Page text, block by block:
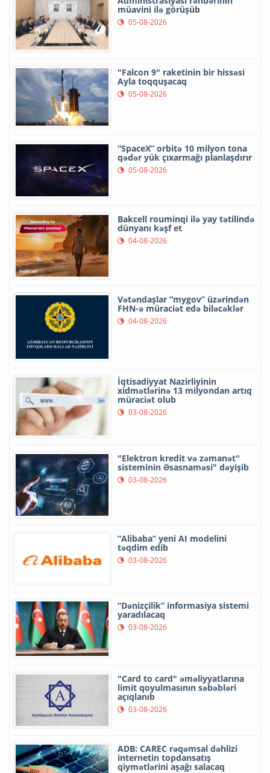
müavini ilə görüşüb
05-08-2026
"Falcon 9" raketinin bir hissəsi
Ayla toqquşacaq
05-08-2026
“SpaceX” orbitə 10 milyon tona
qədər yük çıxarmağı planlaşdırır
05-08-2026
Bakcell rouminqi ilə yay tətilində
dünyanı kəşf et
04-08-2026
Vətəndaşlar “mygov” üzərindən
FHN-ə müraciət edə biləcəklər
04-08-2026
İqtisadiyyat Nazirliyinin
xidmətlərinə 13 milyondan artıq
müraciət olub
03-08-2026
"Elektron kredit və zəmanət"
sisteminin Əsasnaməsi" dəyişib
03-08-2026
“Alibaba” yeni AI modelini
təqdim edib
03-08-2026
“Dənizçilik” informasiya sistemi
yaradılacaq
03-08-2026
"Card to card" əməliyyatlarına
limit qoyulmasının səbəbləri
açıqlanıb
03-08-2026
ADB: CAREC rəqəmsal dəhlizi
internetin topdansatış
qiymətlərini aşağı salacaq